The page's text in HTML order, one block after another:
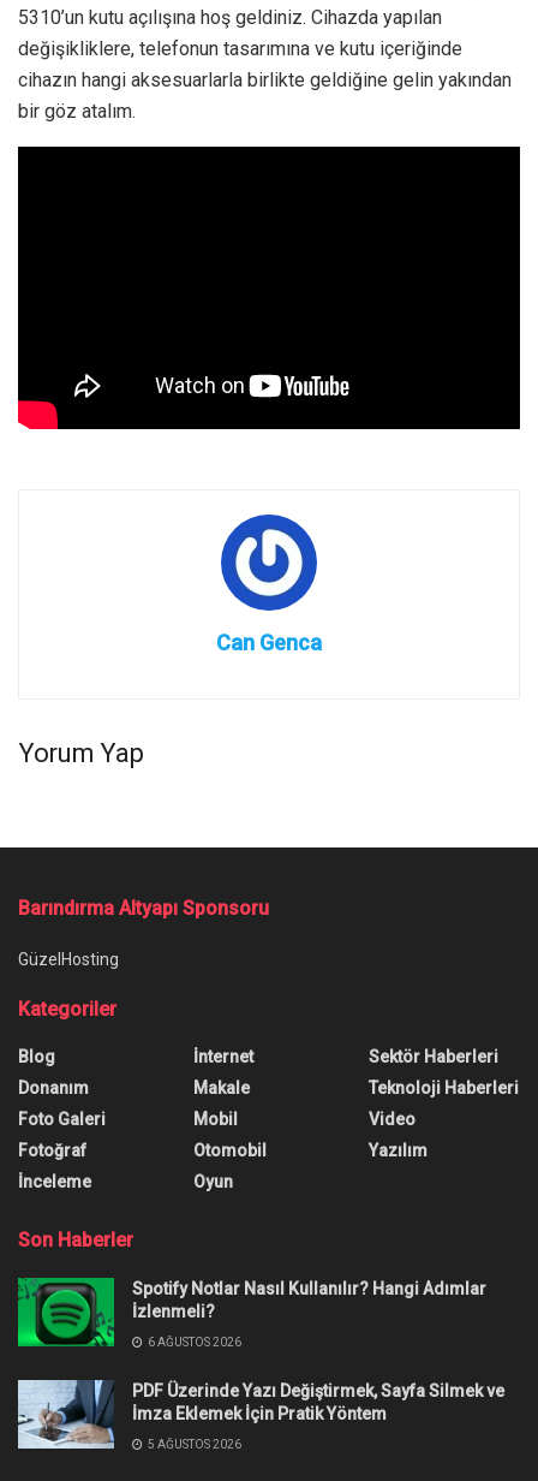
5310’un kutu açılışına hoş geldiniz. Cihazda yapılan
değişikliklere, telefonun tasarımına ve kutu içeriğinde
cihazın hangi aksesuarlarla birlikte geldiğine gelin yakından
bir göz atalım.
Can Genca
Yorum Yap
Barındırma Altyapı Sponsoru
GüzelHosting
Kategoriler
Blog
Donanım
Foto Galeri
Fotoğraf
İnceleme
İnternet
Makale
Mobil
Otomobil
Oyun
Sektör Haberleri
Teknoloji Haberleri
Video
Yazılım
Son Haberler
Spotify Notlar Nasıl Kullanılır? Hangi Adımlar
İzlenmeli?
6 AĞUSTOS 2026
PDF Üzerinde Yazı Değiştirmek, Sayfa Silmek ve
İmza Eklemek İçin Pratik Yöntem
5 AĞUSTOS 2026